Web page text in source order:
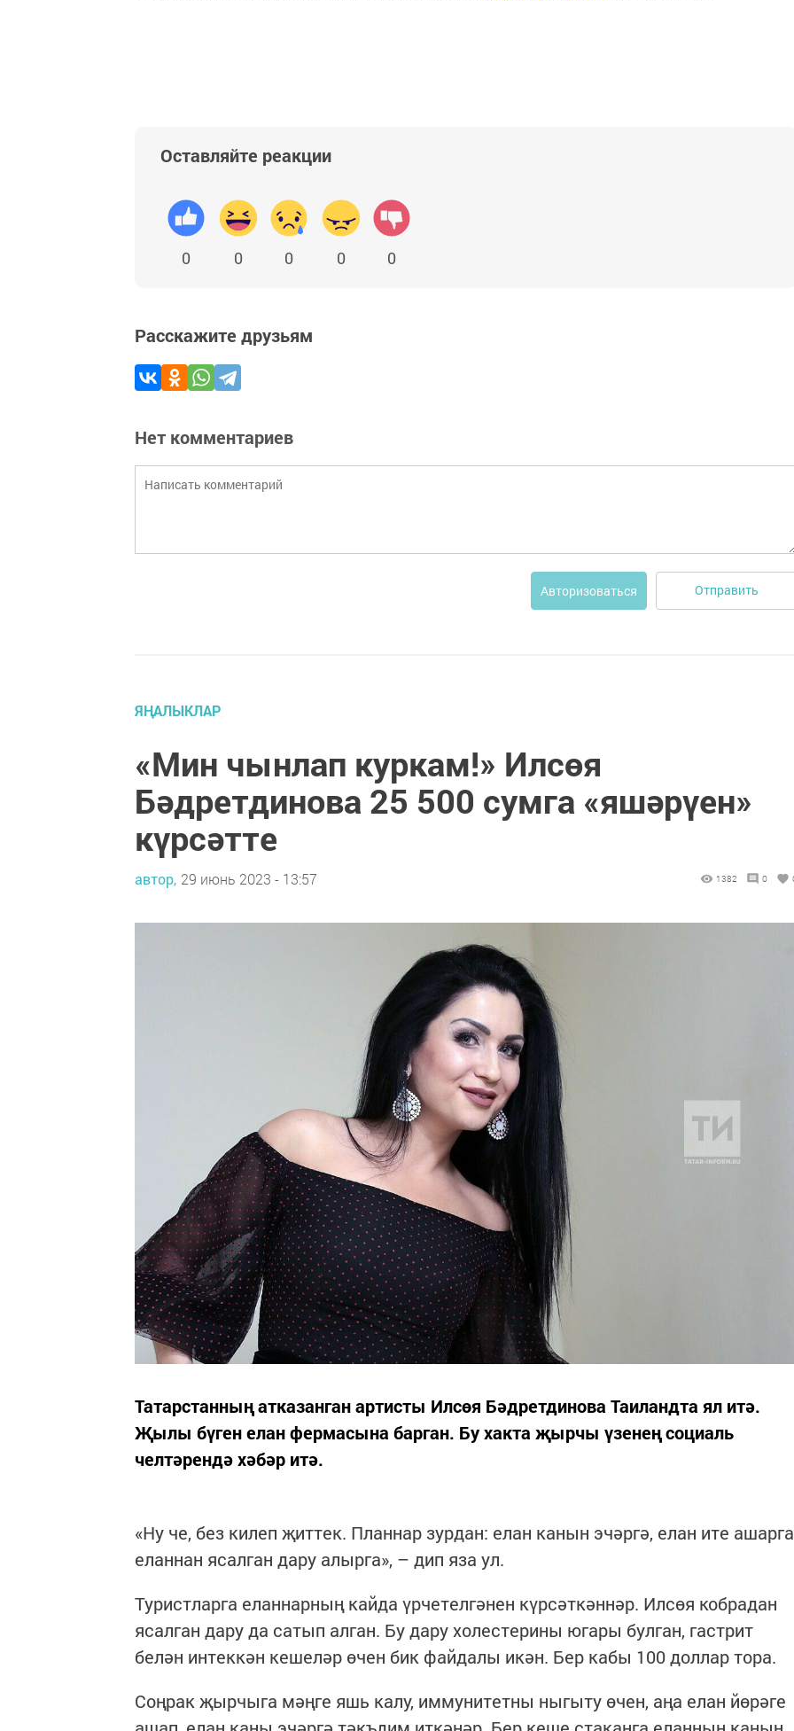
Оставляйте реакции
0 0 0 0 0
Расскажите друзьям
Нет комментариев
Авторизоваться Отправить
ЯҢАЛЫКЛАР
«Мин чынлап куркам!» Илсөя
Бәдретдинова 25 500 сумга «яшәрүен»
күрсәтте
автор, 29 июнь 2023 - 13:57 1382 0
Татарстанның атказанган артисты Илсөя Бәдретдинова Таиландта ял итә.
Җылы бүген елан фермасына барган. Бу хакта җырчы үзенең социаль
челтәрендә хәбәр итә.
«Ну че, без килеп җиттек. Планнар зурдан: елан канын эчәргә, елан ите
еланнан ясалган дару алырга», – дип яза ул.
Туристларга еланнарның кайда үрчетелгәнен күрсәткәннәр. Илсөя кобрадан
ясалган дару да сатып алган. Бу дару холестерины югары булган, гастрит
белән интеккән кешеләр өчен бик файдалы икән. Бер кабы 100 доллар тора.
Соңрак җырчыга мәңге яшь калу, иммунитетны ныгыту өчен, аңа елан йөрәге